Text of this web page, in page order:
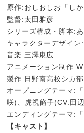
原作:おしおしお「し
監督:太田雅彦
シリーズ構成・脚本:
キャラクターデザイン
音楽:三澤康広
アニメーション制作
製作:日野南高校シカ部
オープニングテーマ:
咲)、虎視餡子(CV.田
エンディングテーマ:
【キャスト】